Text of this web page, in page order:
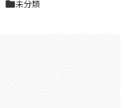
folder未分類